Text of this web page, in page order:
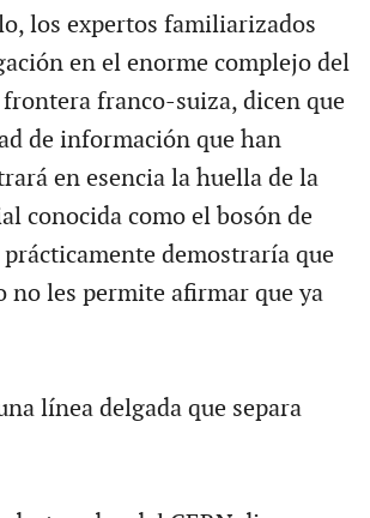
los expertos familiarizados
en el enorme complejo del
frontera franco-suiza, dicen que
de información que han
en esencia la huella de la
conocida como el bosón de
demostraría que
no les permite afirmar que ya
línea delgada que separa